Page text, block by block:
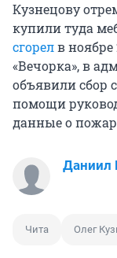
Кузнецову
купили туда
сгорелв
«Вечорка», в
объявили сбор
помощи
данные о
Даниил
Чита Олег